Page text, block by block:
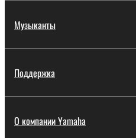
Музыканты
Поддержка
О компании Yamaha